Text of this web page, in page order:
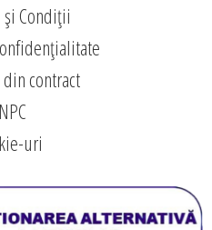
Condiții
contract
uri